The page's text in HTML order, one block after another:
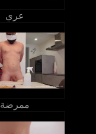
عري
ممرضة